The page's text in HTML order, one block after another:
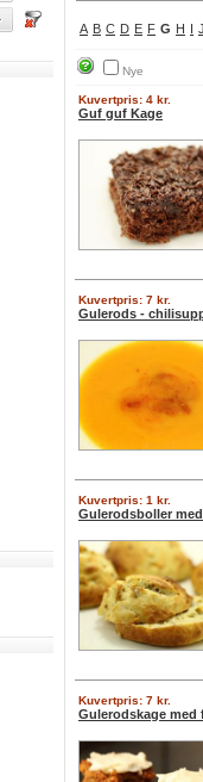
A B C D E F G H I J
Nye
Kuvertpris: 4 kr.
Guf guf Kage
Kuvertpris: 7 kr.
Gulerods -
Kuvertpris: 1 kr.
Gulerodsboller
Kuvertpris: 7 kr.
Gulerodskage med